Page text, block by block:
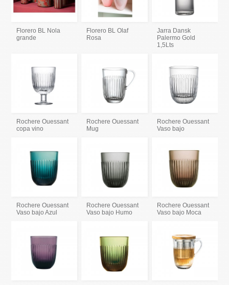
Florero BL Nola
grande
Florero BL Olaf
Rosa
Jarra Dansk
Palermo Gold
1,5Lts
Rochere Ouessant
copa vino
Rochere Ouessant
Mug
Rochere Ouessant
Vaso bajo
Rochere Ouessant
Vaso bajo Azul
Rochere Ouessant
Vaso bajo Humo
Rochere Ouessant
Vaso bajo Moca